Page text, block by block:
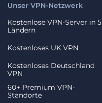
Unser VPN-Netzwerk
Kostenlose VPN-Server in 5
Ländern
Kostenloses UK VPN
Kostenloses Deutschland
VPN
60+ Premium VPN-
Standorte